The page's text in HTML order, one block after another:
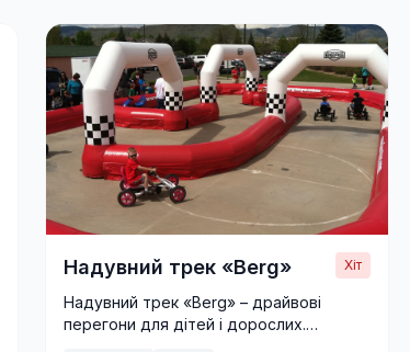
Надувний трек «Berg» Хіт
Надувний трек «Berg» – драйвові
перегони для дітей і дорослих.